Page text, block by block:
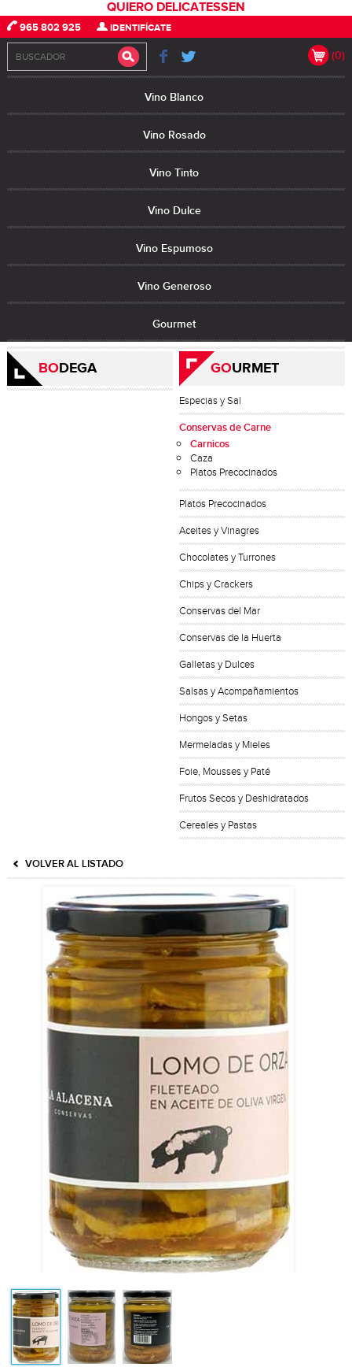
965 802 925 IDENTIFÍCATE
(0)
Vino Blanco
Vino Rosado
Vino Tinto
Vino Dulce
Vino Espumoso
Vino Generoso
Gourmet
QUIERO DELICATESSEN
BODEGA GOURMET
Especias y Sal
Conservas de Carne
Carnicos
Caza
Platos Precocinados
Platos Precocinados
Aceites y Vinagres
Chocolates y Turrones
Chips y Crackers
Conservas del Mar
Conservas de la Huerta
Galletas y Dulces
Salsas y Acompañamientos
Hongos y Setas
Mermeladas y Mieles
Foie, Mousses y Paté
Frutos Secos y Deshidratados
Cereales y Pastas
VOLVER AL LISTADO